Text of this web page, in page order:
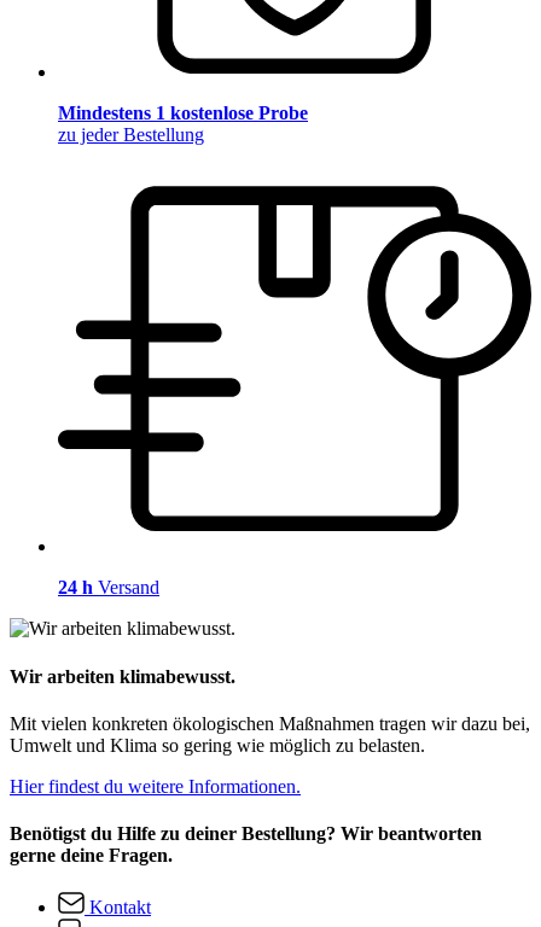
Mindestens 1 kostenlose Probe
zu jeder Bestellung
24 h Versand
Wir arbeiten klimabewusst.
Mit vielen konkreten ökologischen Maßnahmen tragen wir dazu bei,
Umwelt und Klima so gering wie möglich zu belasten.
Hier findest du weitere Informationen.
Benötigst du Hilfe zu deiner Bestellung? Wir beantworten
gerne deine Fragen.
Kontakt